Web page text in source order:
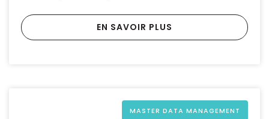
EN SAVOIR PLUS
MASTER DATA MANAGEMENT